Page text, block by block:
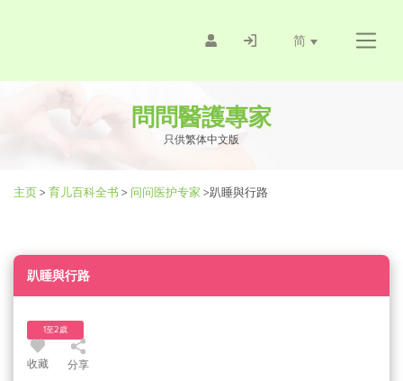
简
問問醫護專家
只供繁体中文版
主页> 育儿百科全书 > 问问医护专家 >趴睡與行路
趴睡與行路
1至2歲
收藏 分享